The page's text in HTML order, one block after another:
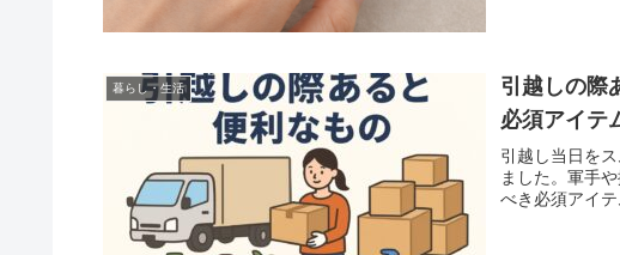
暮らし・生活
引越しの際
必須アイテ
引越し当日を
ました。軍手
べき必須アイテ